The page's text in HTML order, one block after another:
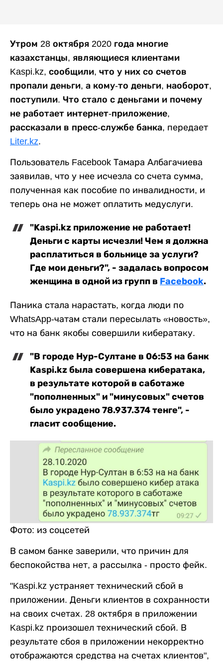
Утром 28 октября 2020 года многие
казахстанцы, являющиеся клиентами
Kaspi.kz, сообщили, что у них со счетов
пропали деньги, а кому-то деньги, наоборот,
поступили. Что стало с деньгами и почему
не работает интернет-приложение,
рассказали в пресс-службе банка, передает
Liter.kz.
Пользователь Facebook Тамара Албагачиева
заявилав, что у нее исчезла со счета сумма,
полученная как пособие по инвалидности, и
теперь она не может оплатить медуслуги.
"Kaspi.kz приложение не работает!
Деньги с карты исчезли! Чем я должна
расплатиться в больнице за услуги?
Где мои деньги?", - задалась вопросом
женщина в одной из групп в Facebook.
Паника стала нарастать, когда люди по
WhatsApp-чатам стали пересылать «новость»,
что на банк якобы совершили кибератаку.
"В городе Нур-Султане в 06:53 на банк
Kaspi.kz была совершена кибератака,
в результате которой в саботаже
"пополненных" и "минусовых" счетов
было украдено 78.937.374 тенге", -
гласит сообщение.
Фото: из соцсетей
В самом банке заверили, что причин для
беспокойства нет, а рассылка - просто фейк.
"Kaspi.kz устраняет технический сбой в
приложении. Деньги клиентов в сохранности
на своих счетах. 28 октября в приложении
Kaspi.kz произошел технический сбой. В
результате сбоя в приложении некорректно
отображаются средства на счетах клиентов",